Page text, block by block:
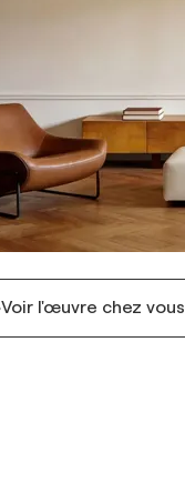
Voir l'œuvre chez vous